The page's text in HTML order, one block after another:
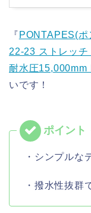
『 PONTAPES(ポ
22-23 ストレッ
耐水圧15,000mm
いです！
・シンプルな
・撥水性抜群